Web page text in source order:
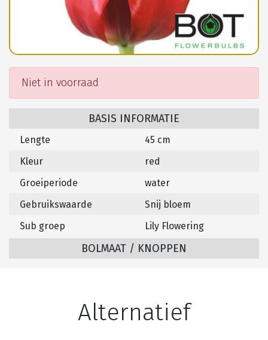
Niet in voorraad
BASIS INFORMATIE
Lengte
45 cm
Kleur
red
Groeiperiode
water
Gebruikswaarde
Snij bloem
Sub groep
Lily Flowering
BOLMAAT / KNOPPEN
Alternatief